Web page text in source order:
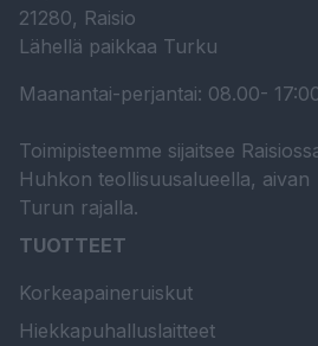
21280, Raisio
Lähellä paikkaa Turku
Maanantai-perjantai: 08.00-
Toimipisteemme sijaitsee
Huhkon teollisuusalueella, aivan
Turun rajalla.
TUOTTEET
Korkeapaineruiskut
Hiekkapuhalluslaitteet